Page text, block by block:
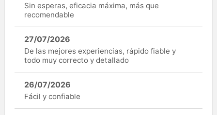
Sin esperas, eficacia máxima, más que
recomendable
27/07/2026
De las mejores experiencias, rápido fiable y
todo muy correcto y detallado
26/07/2026
Fácil y confiable